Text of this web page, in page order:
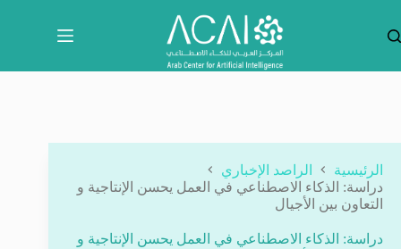
المحتوى
الرئيسية
الراصد الإخباري
دراسة: الذكاء الاصطناعي في العمل يحسن الإنتاجية و
التعاون بين الأجيال
دراسة: الذكاء الاصطناعي في العمل يحسن الإنتاجية و